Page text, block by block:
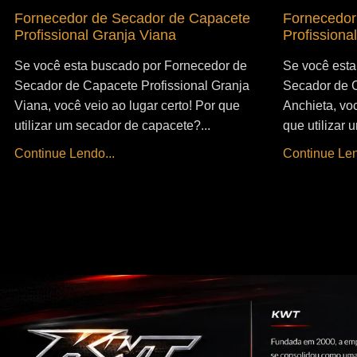
Fornecedor de Secador de Capacete
Profissional Granja Viana
Se você esta buscado por Fornecedor de
Secador de Capacete Profissional Granja
Viana, você veio ao lugar certo! Por que
utilizar um secador de capacete?...
Continue Lendo...
Se você
Secador de
Anchieta,
que utilizar
Continue